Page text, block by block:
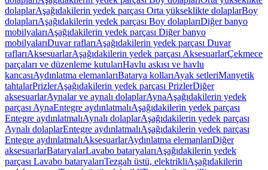
dolaplarAşağıdakilerin yedek parçası Orta yükseklikte dolaplarBoy
dolaplarıAşağıdakilerin yedek parçası Boy dolaplarıDiğer banyo
mobilyalarıAşağıdakilerin yedek parçası Diğer banyo
mobilyalarıDuvar raflarıAşağıdakilerin yedek parçası Duvar
raflarıAksesuarlarAşağıdakilerin yedek parçası AksesuarlarÇekmece
parçaları ve düzenleme kutularıHavlu askısı ve havlu
kancasıAydınlatma elemanlarıBatarya kollarıAyak setleriManyetik
tahtalarPrizlerAşağıdakilerin yedek parçası PrizlerDiğer
aksesuarlarAynalar ve aynalı dolaplarAynaAşağıdakilerin yedek
parçası AynaEntegre aydınlatmalıAşağıdakilerin yedek parçası
Entegre aydınlatmalıAynalı dolaplarAşağıdakilerin yedek parçası
Aynalı dolaplarEntegre aydınlatmalıAşağıdakilerin yedek parçası
Entegre aydınlatmalıAksesuarlarAydınlatma elemanlarıDiğer
aksesuarlarBataryalarLavabo bataryalarıAşağıdakilerin yedek
parçası Lavabo bataryalarıTezgah üstü, elektrikliAşağıdakilerin